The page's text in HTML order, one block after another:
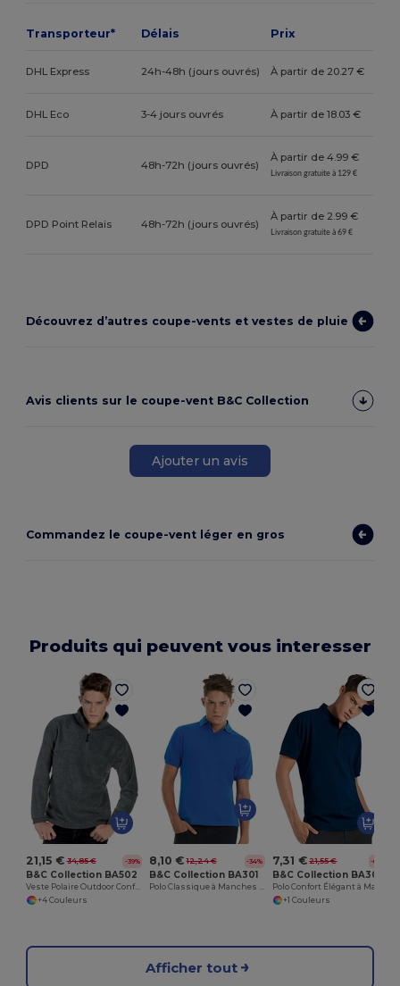
Transporteur* Délais Prix
DHL Express 24h-48h (jours ouvrés) À partir de 20.27 €
DHL Eco 3-4 jours ouvrés À partir de 18.03 €
DPD 48h-72h (jours ouvrés)
À partir de 4.99 €
Livraison gratuite à 129 €
DPD Point Relais 48h-72h (jours ouvrés)
À partir de 2.99 €
Livraison gratuite à 69 €
Découvrez d’autres coupe-vents et vestes de pluie
Avis clients sur le coupe-vent B&C Collection
Ajouter un avis
Commandez le coupe-vent léger en gros
Produits qui peuvent vous interesser
21,15 € 34,85 € -39%
B&C Collection BA502
Veste Polaire Outdoor Confortable
+4 Couleurs
8,10 € 12,24 € -34%
B&C Collection BA301
Polo Classique à Manches Courtes Élégant
7,31 € 21,55 € -66%
B&C Collection BA305
+1 Couleurs
Afficher tout